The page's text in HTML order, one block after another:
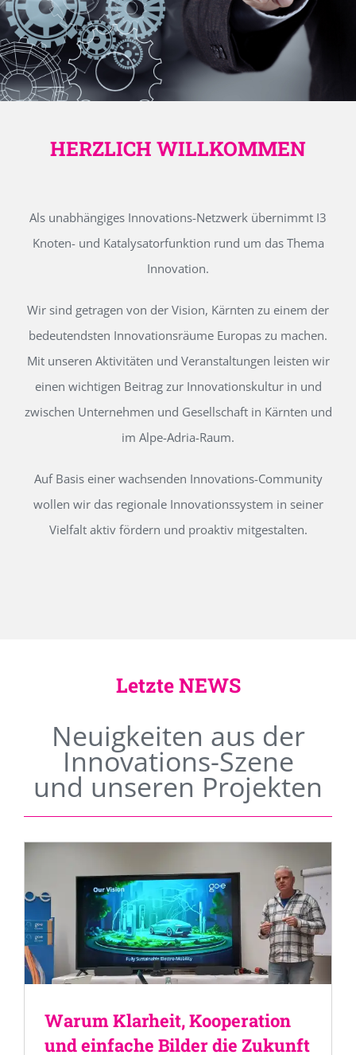
HERZLICH WILLKOMMEN
Als unabhängiges Innovations-Netzwerk übernimmt I3
Knoten- und Katalysatorfunktion rund um das Thema
Innovation.
Wir sind getragen von der Vision, Kärnten zu einem der
bedeutendsten Innovationsräume Europas zu machen.
Mit unseren Aktivitäten und Veranstaltungen leisten wir
einen wichtigen Beitrag zur Innovationskultur in und
zwischen Unternehmen und Gesellschaft in Kärnten und
im Alpe-Adria-Raum.
Auf Basis einer wachsenden Innovations-Community
wollen wir das regionale Innovationssystem in seiner
Vielfalt aktiv fördern und proaktiv mitgestalten.
Letzte NEWS
Neuigkeiten aus der
Innovations-Szene
und unseren Projekten
Warum Klarheit, Kooperation
und einfache Bilder die Zukunft